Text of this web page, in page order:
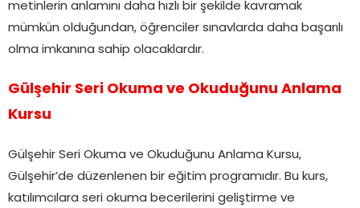
metinlerin anlamını daha hızlı bir şekilde kavramak
mümkün olduğundan, öğrenciler sınavlarda daha başarılı
olma imkanına sahip olacaklardır.
Gülşehir Seri Okuma ve Okuduğunu Anlama
Kursu
Gülşehir Seri Okuma ve Okuduğunu Anlama Kursu,
Gülşehir’de düzenlenen bir eğitim programıdır. Bu kurs,
katılımcılara seri okuma becerilerini geliştirme ve